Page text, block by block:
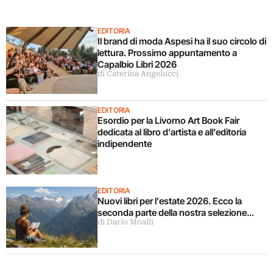
EDITORIA
Il brand di moda Aspesi ha il suo circolo di
lettura. Prossimo appuntamento a
Capalbio Libri 2026
di Caterina Angelucci
EDITORIA
Esordio per la Livorno Art Book Fair
dedicata al libro d’artista e all’editoria
indipendente
EDITORIA
Nuovi libri per l’estate 2026. Ecco la
seconda parte della nostra selezione…
di Dario Moalli